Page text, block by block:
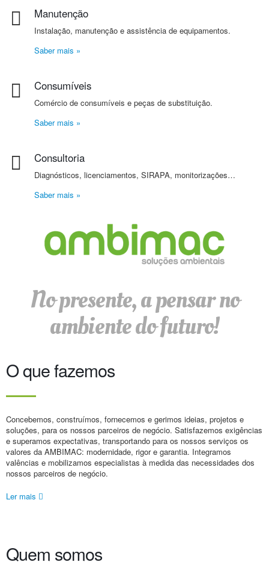
Manutenção
Instalação, manutenção e assistência de equipamentos.
Saber mais »
Consumíveis
Comércio de consumíveis e peças de substituição.
Saber mais »
Consultoria
Diagnósticos, licenciamentos, SIRAPA, monitorizações…
Saber mais »
No presente, a pensar no
ambiente do futuro!
O que fazemos
Concebemos, construímos, fornecemos e gerimos ideias, projetos e
soluções, para os nossos parceiros de negócio. Satisfazemos exigências
e superamos expectativas, transportando para os nossos serviços os
valores da AMBIMAC: modernidade, rigor e garantia. Integramos
valências e mobilizamos especialistas à medida das necessidades dos
nossos parceiros de negócio.
Ler mais
Quem somos